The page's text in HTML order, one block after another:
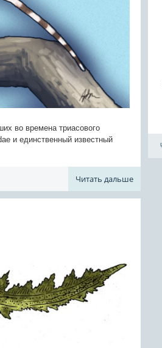
во времена триасового
и единственный известный
Читать дальше